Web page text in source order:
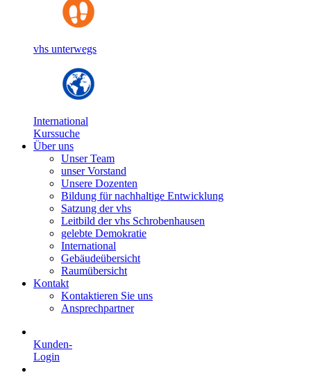
vhs unterwegs
International
Kurssuche
Über uns
Unser Team
unser Vorstand
Unsere Dozenten
Bildung für nachhaltige Entwicklung
Satzung der vhs
Leitbild der vhs Schrobenhausen
gelebte Demokratie
International
Gebäudeübersicht
Raumübersicht
Kontakt
Kontaktieren Sie uns
Ansprechpartner
Kunden-
Login